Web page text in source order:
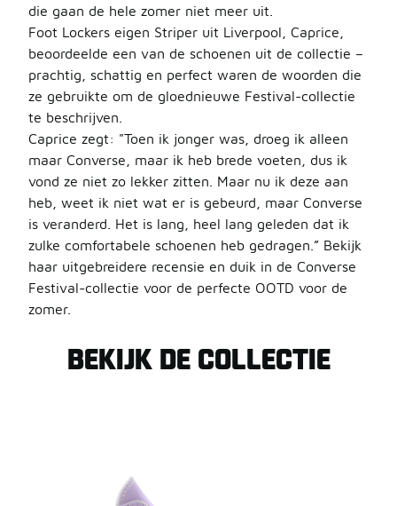
die gaan de hele zomer niet meer uit.
Foot Lockers eigen Striper uit Liverpool, Caprice,
beoordeelde een van de schoenen uit de collectie –
prachtig, schattig en perfect waren de woorden die
ze gebruikte om de gloednieuwe Festival-collectie
te beschrijven.
Caprice zegt: "Toen ik jonger was, droeg ik alleen
maar Converse, maar ik heb brede voeten, dus ik
vond ze niet zo lekker zitten. Maar nu ik deze aan
heb, weet ik niet wat er is gebeurd, maar Converse
is veranderd. Het is lang, heel lang geleden dat ik
zulke comfortabele schoenen heb gedragen.” Bekijk
haar uitgebreidere recensie en duik in de Converse
Festival-collectie voor de perfecte OOTD voor de
zomer.
BEKIJK DE COLLECTIE